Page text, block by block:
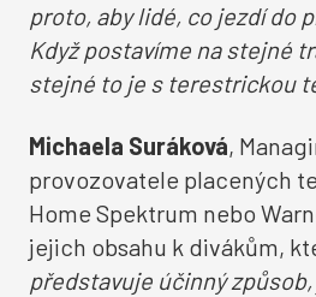
proto, aby lidé, co jezdí do
Když postavíme na stejné
stejné to je s terestrickou
Michaela Suráková,
provozovatele placených
Home Spektrum nebo
jejich obsahu k divákům,
představuje účinný